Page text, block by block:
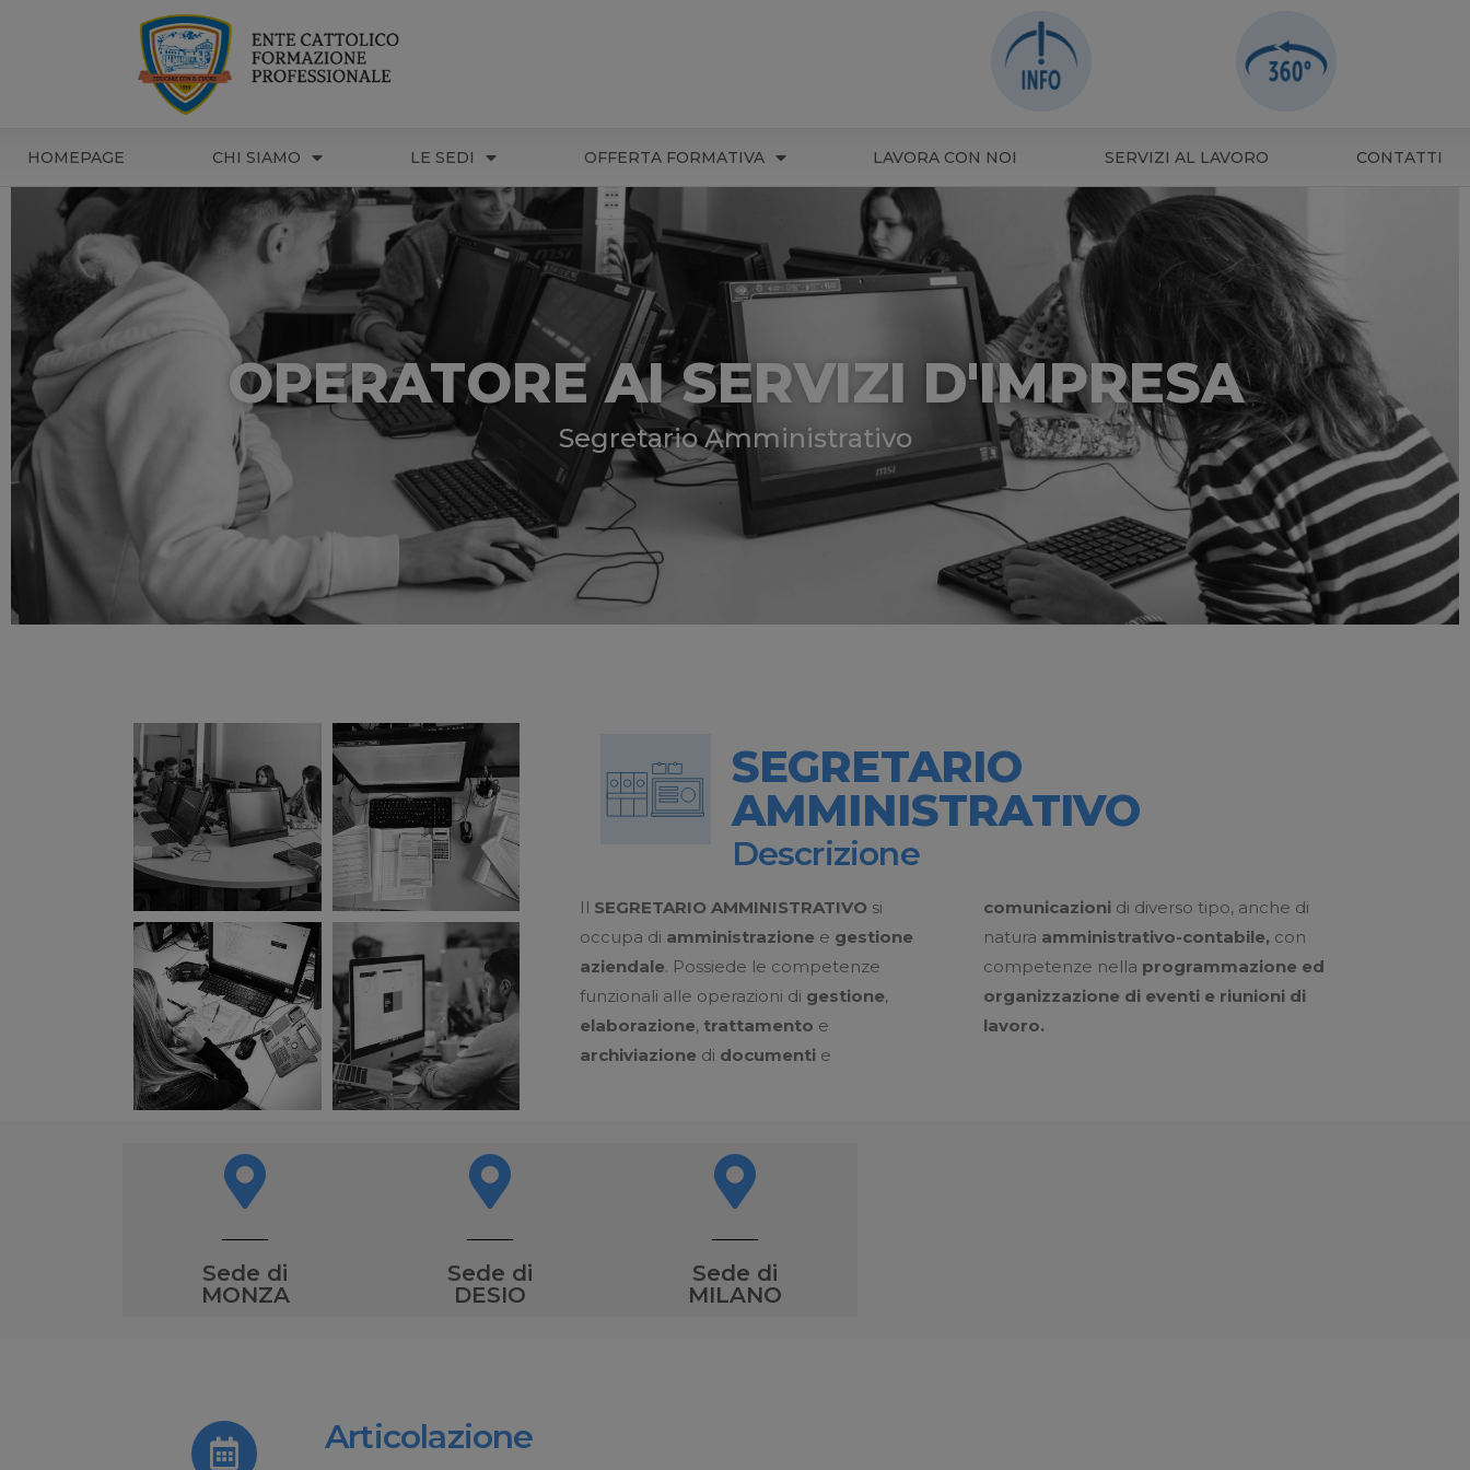
HOMEPAGE CHI SIAMO LE SEDI OFFERTA FORMATIVA LAVORA CON NOI SERVIZI AL LAVORO CONTATTI
OPERATORE AI SERVIZI D'IMPRESA
Segretario Amministrativo
SEGRETARIO
AMMINISTRATIVO
Descrizione
Il SEGRETARIO AMMINISTRATIVO si
occupa di amministrazione e gestione
aziendale. Possiede le competenze
funzionali alle operazioni di gestione,
elaborazione, trattamento e
archiviazione di documenti e
comunicazionidi diverso tipo, anche di
natura amministrativo-contabile, con
competenze nella programmazione ed
organizzazione di eventi e riunioni di
lavoro.
Sede di
MONZA
Sede di
DESIO
Sede di
MILANO
Articolazione